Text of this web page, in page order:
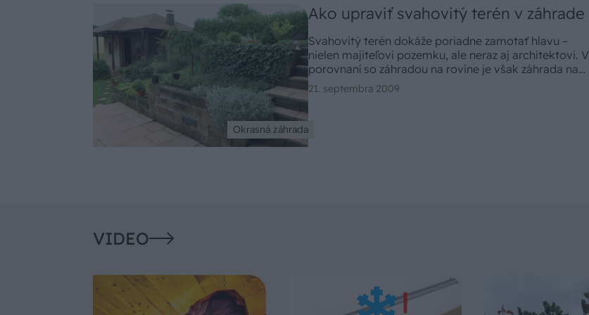
Okrasná záhrada
Ako upraviť svahovitý terén v záhrade
Svahovitý terén dokáže poriadne zamotať hlavu –
nielen majiteľovi pozemku, ale neraz aj architektovi. V
porovnaní so záhradou na rovine je však záhrada na
svahu zaujímavejšia a dynamickejšia. Ale na druhej
strane aj konštrukčne (a teda i finančne) náročnejšia.
21. septembra 2009
VIDEO